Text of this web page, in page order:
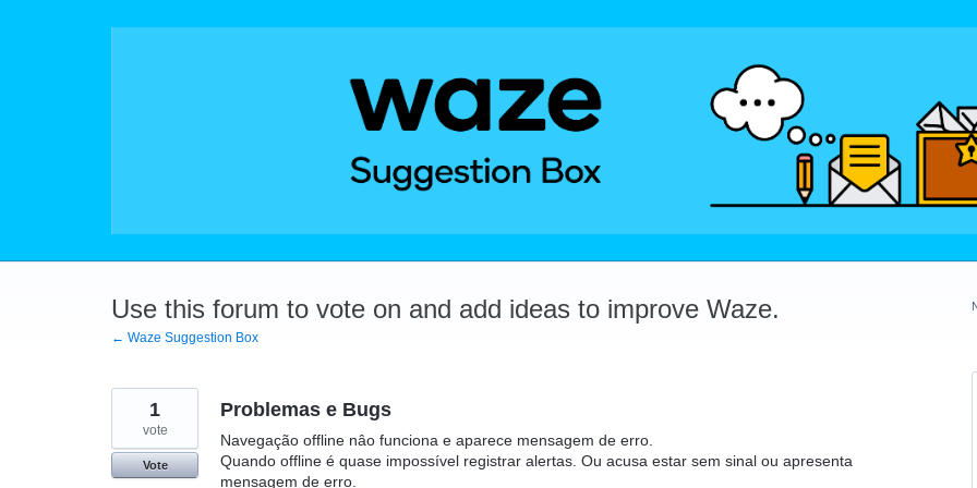
Use this forum to vote on and add ideas to improve Waze.
← Waze Suggestion Box
Problemas e Bugs
Navegação offline nâo funciona e aparece mensagem de erro.
Quando offline é quase impossível registrar alertas. Ou acusa estar sem sinal ou apresenta
mensagem de erro.
1
vote
Vote